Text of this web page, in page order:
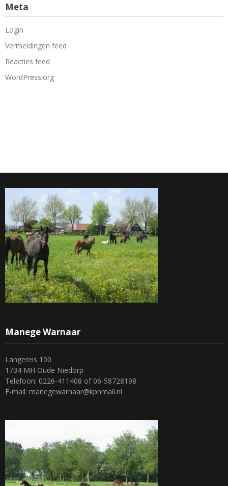
Meta
Login
Vermeldingen feed
Reacties feed
WordPress.org
Manege Warnaar
Langereis 100
1734 MH Oude Niedorp
Telefoon: 0226-411408 of 06-58728198
E-mail: manegewarnaar@kpnmail.nl